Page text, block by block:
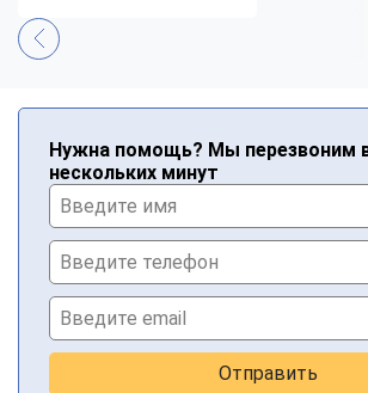
Нужна помощь? Мы перезвоним
нескольких минут
Отправить